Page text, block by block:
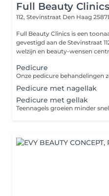
Full Beauty Clinics
112, Stevinstraat Den Haag
Full Beauty Clinics is een
gevestigd aan de Stevinstraat
welzijn en beauty-wensen
Pedicure
Pedicure met nagellak
Pedicure met gellak